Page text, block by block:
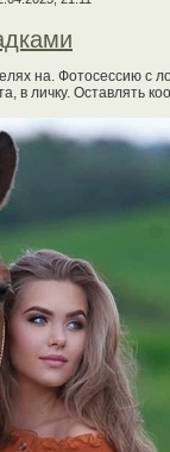
на. Фотосессию с
в личку. Оставлять